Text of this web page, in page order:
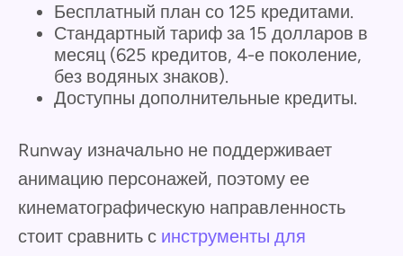
Бесплатный план со 125 кредитами.
Стандартный тариф за 15 долларов в
месяц (625 кредитов, 4-е поколение,
без водяных знаков).
Доступны дополнительные кредиты.
Runway изначально не поддерживает
анимацию персонажей, поэтому ее
кинематографическую направленность
стоит сравнить с инструменты для